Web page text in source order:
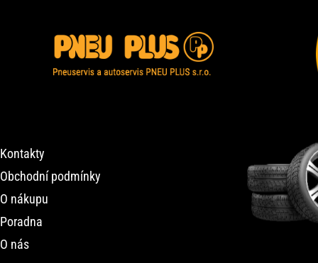
Kontakty
Obchodní podmínky
O nákupu
Poradna
O nás